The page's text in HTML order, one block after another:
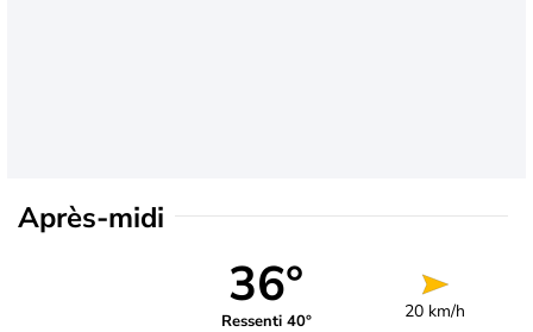
Après-midi
36°
Ressenti 40° 20 km/h